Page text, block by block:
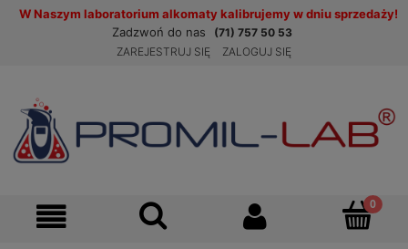
W Naszym laboratorium alkomaty kalibrujemy w dniu sprzedaży!
Zadzwoń do nas
(71) 757 50 53
ZAREJESTRUJ SIĘ
ZALOGUJ SIĘ